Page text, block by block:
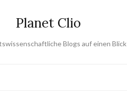
Planet Clio
Blogs auf einen Blick